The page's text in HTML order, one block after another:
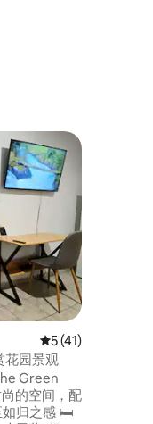
平均评分 5 分（满
5 (41)
花园景观
Green
的空间，配
归之感 🛏️